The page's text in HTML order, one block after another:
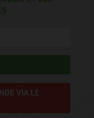
VIA LE